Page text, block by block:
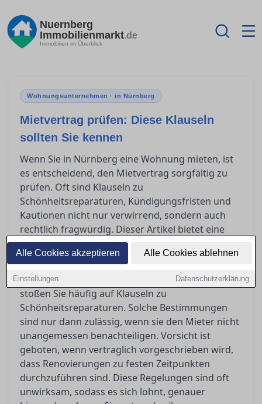
Alle Cookies akzeptieren Alle Cookies ablehnen
Einstellungen Datenschutzerklärung
Nuernberg
Immobilienmarkt.de
Immobilien im Überblick
Wohnungsunternehmen · in Nürnberg
Mietvertrag prüfen: Diese Klauseln
sollten Sie kennen
Wenn Sie in Nürnberg eine Wohnung mieten, ist
es entscheidend, den Mietvertrag sorgfältig zu
prüfen. Oft sind Klauseln zu
Schönheitsreparaturen, Kündigungsfristen und
Kautionen nicht nur verwirrend, sondern auch
rechtlich fragwürdig. Dieser Artikel bietet eine
Orientierung, welche Regelungen zulässig sind
und worauf Sie achten sollten.
Beim Prüfen eines Mietvertrags in Nürnberg
stoßen Sie häufig auf Klauseln zu
Schönheitsreparaturen. Solche Bestimmungen
sind nur dann zulässig, wenn sie den Mieter nicht
unangemessen benachteiligen. Vorsicht ist
geboten, wenn vertraglich vorgeschrieben wird,
dass Renovierungen zu festen Zeitpunkten
durchzuführen sind. Diese Regelungen sind oft
unwirksam, sodass es sich lohnt, genauer